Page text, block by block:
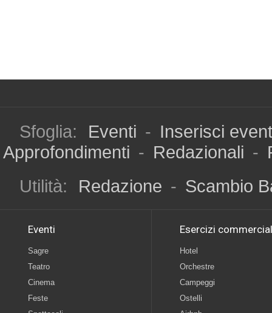
Sfoglia: Eventi - Inserisci
Approfondimenti - Redazionali -
Utilità:
Redazione - Scambio
Eventi
Sagre
Teatro
Cinema
Feste
Esercizi
Hotel
Orchestre
Campeggi
Ostelli